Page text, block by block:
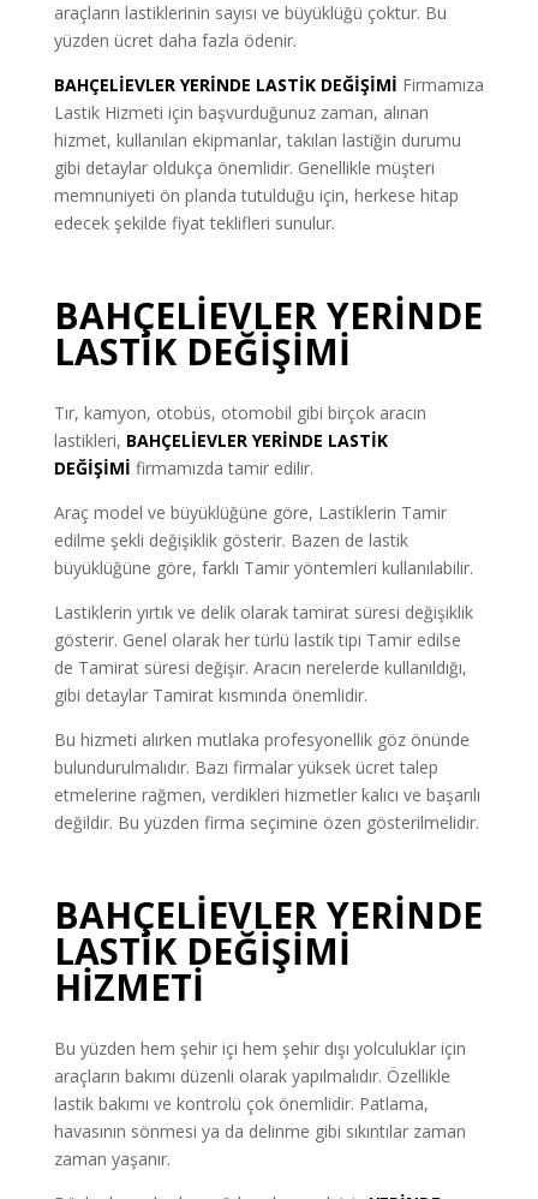
araçların lastiklerinin sayısı ve büyüklüğü çoktur. Bu
yüzden ücret daha fazla ödenir.
BAHÇELİEVLER YERİNDE LASTİK DEĞİŞİMİ Firmamıza
Lastik Hizmeti için başvurduğunuz zaman, alınan
hizmet, kullanılan ekipmanlar, takılan lastiğin durumu
gibi detaylar oldukça önemlidir. Genellikle müşteri
memnuniyeti ön planda tutulduğu için, herkese hitap
edecek şekilde fiyat teklifleri sunulur.
BAHÇELİEVLER YERİNDE
LASTİK DEĞİŞİMİ
Tır, kamyon, otobüs, otomobil gibi birçok aracın
lastikleri, BAHÇELİEVLER YERİNDE LASTİK
DEĞİŞİMİ firmamızda tamir edilir.
Araç model ve büyüklüğüne göre, Lastiklerin Tamir
edilme şekli değişiklik gösterir. Bazen de lastik
büyüklüğüne göre, farklı Tamir yöntemleri kullanılabilir.
Lastiklerin yırtık ve delik olarak tamirat süresi değişiklik
gösterir. Genel olarak her türlü lastik tipi Tamir edilse
de Tamirat süresi değişir. Aracın nerelerde kullanıldığı,
gibi detaylar Tamirat kısmında önemlidir.
Bu hizmeti alırken mutlaka profesyonellik göz önünde
bulundurulmalıdır. Bazı firmalar yüksek ücret talep
etmelerine rağmen, verdikleri hizmetler kalıcı ve başarılı
değildir. Bu yüzden firma seçimine özen gösterilmelidir.
BAHÇELİEVLER YERİNDE
LASTİK DEĞİŞİMİ
HİZMETİ
Bu yüzden hem şehir içi hem şehir dışı yolculuklar için
araçların bakımı düzenli olarak yapılmalıdır. Özellikle
lastik bakımı ve kontrolü çok önemlidir. Patlama,
havasının sönmesi ya da delinme gibi sıkıntılar zaman
zaman yaşanır.